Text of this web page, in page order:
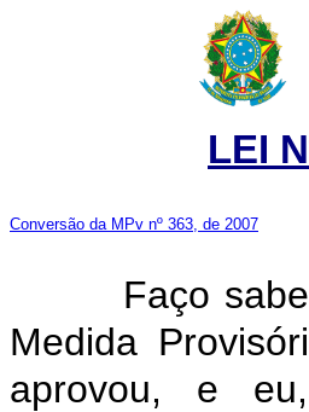
LEI
Conversão da MPv nº 363, de 2007
Faço saber
Medida
aprovou, e